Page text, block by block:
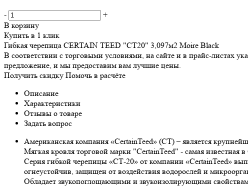
-
+
В корзину
Купить в 1 клик
Гибкая черепица CERTAIN TEED "СТ20" 3,097м2 Moire Black
В соответствии с торговыми условиями, на сайте и в прайс-листах
предложение, и мы предоставим вам лучшие цены.
Получить скидку Помочь в расчёте
Описание
Характеристики
Отзывы о товаре
Задать вопрос
Американская компания «CertainTeed» (CT) – является
Мягкая кровля торговой марки "CertainTeed" - самая
Серия гибкой черепицы «СТ-20» от компании «CertainTeed»
огнеустойчив, защищен от воздействия водорослей и
Обладает звукопоглощающими и звукоизолирующими